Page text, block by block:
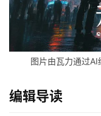
图片由瓦力通过
编辑导读